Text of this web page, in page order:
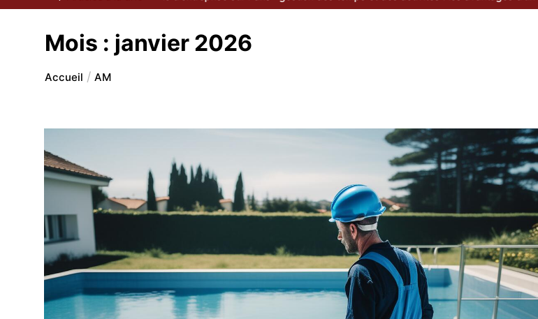
Mois : janvier 2026
Accueil AM